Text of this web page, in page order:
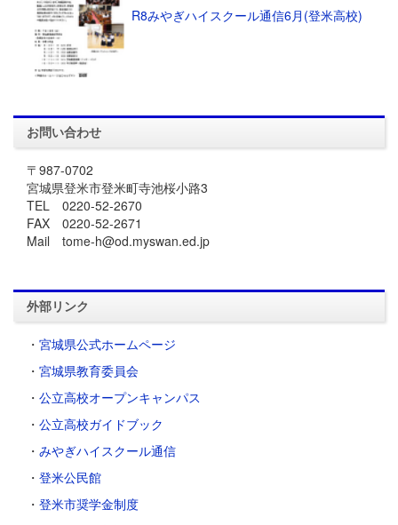
R8みやぎハイスクール通信6月(登米高校)
お問い合わせ
〒987-0702
宮城県登米市登米町寺池桜小路3
TEL 0220-52-2670
FAX 0220-52-2671
Mail tome-h@od.myswan.ed.jp
外部リンク
・ 宮城県公式ホームページ
・ 宮城県教育委員会
・ 公立高校オープンキャンパス
・ 公立高校ガイドブック
・ みやぎハイスクール通信
・ 登米公民館
・ 登米市奨学金制度